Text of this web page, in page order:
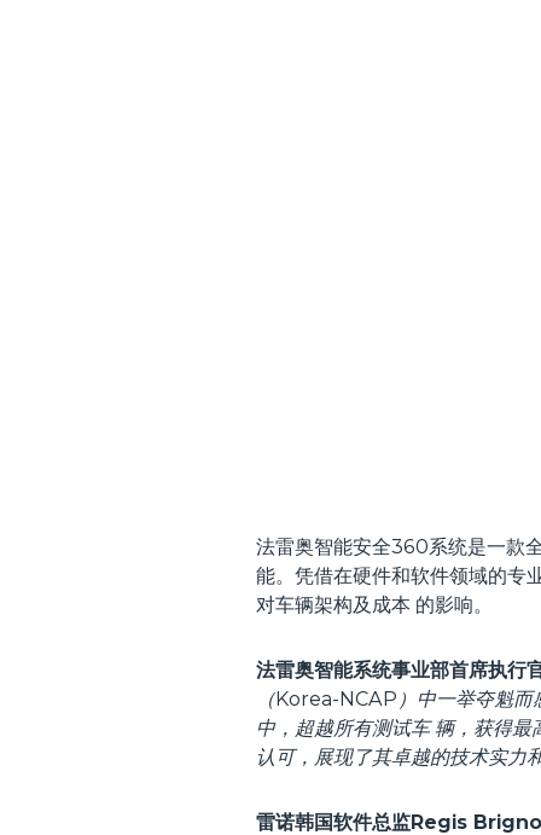
法雷奥智能安全360系统是一款
能。凭借在硬件和软件领域的专
对车辆架构及成本 的影响。
法雷奥智能系统事业部首席执
（Korea-NCAP）中一举夺魁
中，超越所有测试车 辆，获得
认可，展现了其卓越的技术实力
雷诺韩国软件总监Regis